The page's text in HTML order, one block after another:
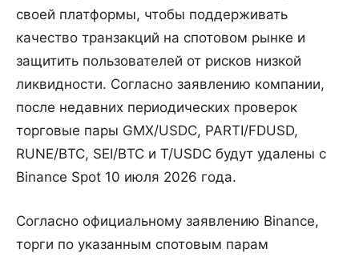
своей платформы, чтобы поддерживать
качество транзакций на спотовом рынке и
защитить пользователей от рисков низкой
ликвидности. Согласно заявлению компании,
после недавних периодических проверок
торговые пары GMX/USDC, PARTI/FDUSD,
RUNE/BTC, SEI/BTC и T/USDC будут удалены с
Binance Spot 10 июля 2026 года.
Согласно официальному заявлению Binance,
торги по указанным спотовым парам